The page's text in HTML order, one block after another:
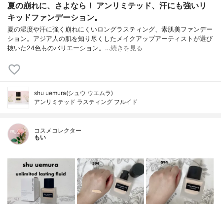
夏の崩れに、さよなら！ アンリミテッド、汗にも強いリ
キッドファンデーション。
夏の湿度や汗に強く崩れにくいロングラスティング、素肌美ファンデー
ション。アジア人の肌を知り尽くしたメイクアップアーティストが選び
抜いた24色ものバリエーション。…続きを見る
shu uemura(シュウ ウエムラ)
アンリミテッド ラスティング フルイド
コスメコレクター
もい